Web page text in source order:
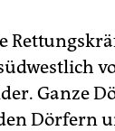
Ganze
Dörfern